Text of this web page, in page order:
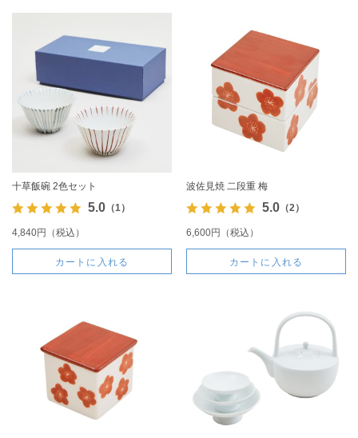
十草飯碗 2色セット
5.0（1）
4,840円（税込）
カートに入れる
波佐見焼 二段重 梅
5.0（2）
6,600円（税込）
カートに入れる